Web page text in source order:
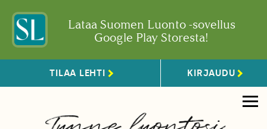
Lataa Suomen Luonto -sovellus
Google Play Storesta!
TILAA LEHTI KIRJAUDU